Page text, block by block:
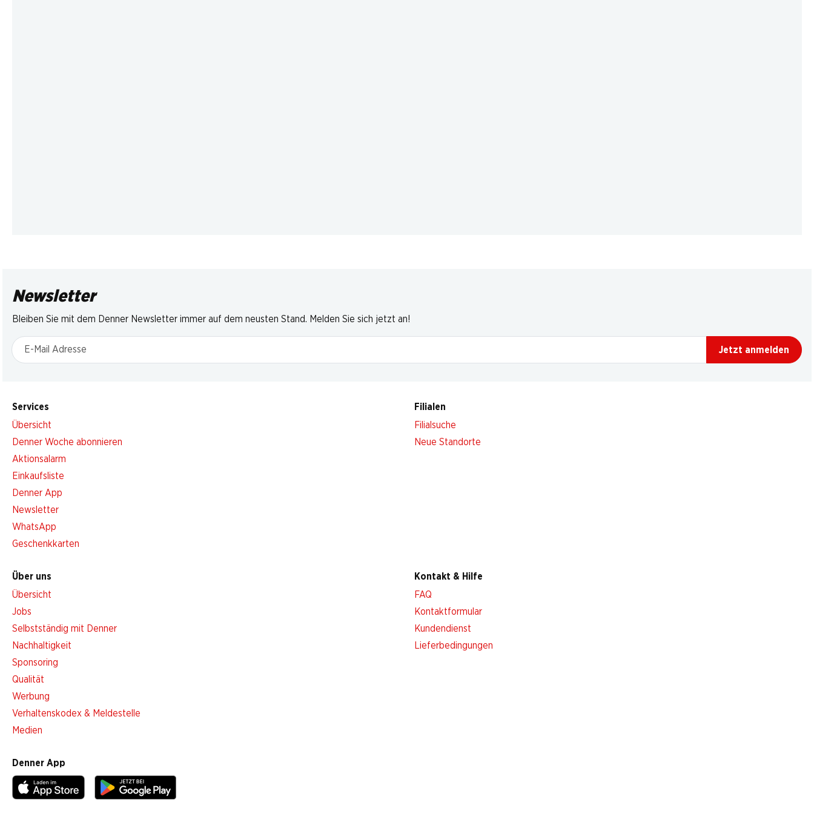
Newsletter
Bleiben Sie mit dem Denner Newsletter immer auf dem neusten Stand. Melden Sie sich jetzt an!
E-Mail Adresse
Jetzt anmelden
Services
Übersicht
Denner Woche abonnieren
Aktionsalarm
Einkaufsliste
Denner App
Newsletter
WhatsApp
Geschenkkarten
Filialen
Filialsuche
Neue Standorte
Über uns
Übersicht
Jobs
Selbstständig mit Denner
Nachhaltigkeit
Sponsoring
Qualität
Werbung
Verhaltenskodex & Meldestelle
Medien
Kontakt & Hilfe
FAQ
Kontaktformular
Kundendienst
Lieferbedingungen
Denner App